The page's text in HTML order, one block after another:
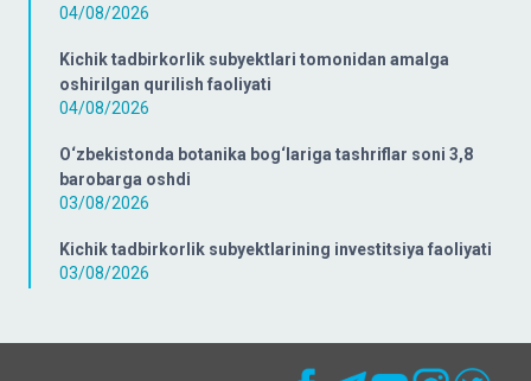
04/08/2026
Kichik tadbirkorlik subyektlari tomonidan amalga
oshirilgan qurilish faoliyati
04/08/2026
O‘zbekistonda botanika bog‘lariga tashriflar soni 3,8
barobarga oshdi
03/08/2026
Kichik tadbirkorlik subyektlarining investitsiya faoliyati
03/08/2026